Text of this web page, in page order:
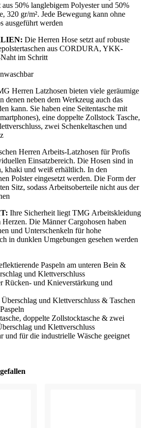
aus 50% langlebigem Polyester und 50%
320 gr/m². Jede Bewegung kann ohne
ausgeführt werden
Die Herren Hose setzt auf robuste
aus CORDURA, YKK-
im Schritt
Herren Latzhosen bieten viele geräumige
denen neben dem Werkzeug auch das
kann. Sie haben eine Seitentasche mit
eine doppelte Zollstock Tasche,
zwei Schenkeltaschen und
Herren Arbeits-Latzhosen für Profis
Einsatzbereich. Die Hosen sind in
khaki und weiß erhältlich. In den
Polster eingesetzt werden. Die Form der
Sitz, sodass Arbeitsoberteile nicht aus der
Ihre Sicherheit liegt TMG Arbeitskleidung
Die Männer Cargohosen haben
und Unterschenkeln für hohe
in dunklen Umgebungen gesehen werden
Paspeln am unteren Bein &
und Klettverschluss
Rücken- und Knieverstärkung und
und Klettverschluss & Taschen
doppelte Zollstocktasche & zwei
und Klettverschluss
und für die industrielle Wäsche geeignet